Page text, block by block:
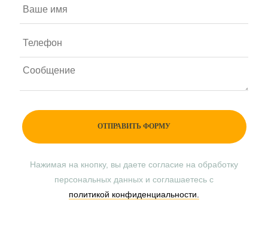
Нажимая на кнопку, вы даете согласие на обработку
персональных данных и соглашаетесь с
политикой конфиденциальности.